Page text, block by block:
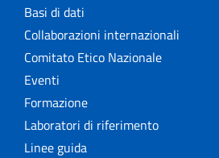
Basi di dati
Collaborazioni internazionali
Comitato Etico Nazionale
Eventi
Formazione
Laboratori di riferimento
Linee guida